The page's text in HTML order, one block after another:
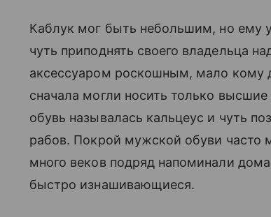
Каблук мог быть небольшим, но ему
чуть приподнять своего владельца
аксессуаром роскошным, мало кому
сначала могли носить только
обувь называлась кальцеус и чуть
рабов. Покрой мужской обуви часто
много веков подряд напоминали
быстро изнашивающиеся.